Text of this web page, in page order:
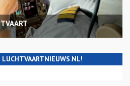
LUCHTVAARTNIEUWS.NL!